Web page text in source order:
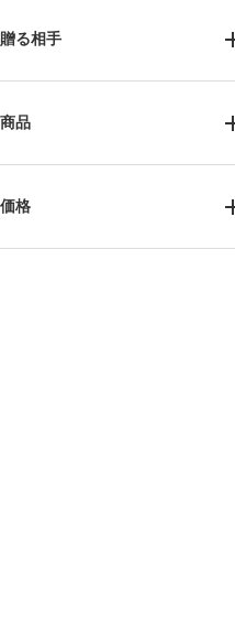
贈る相手
お母様へ(17)
おじい様へ(10)
ご友人へ(13)
商品
パーカー(26)
価格